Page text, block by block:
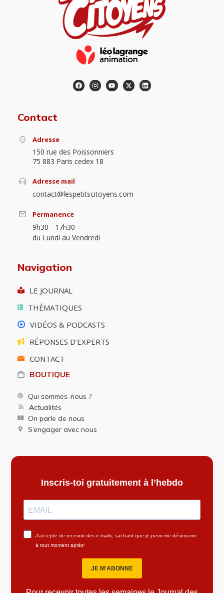
Contact
Adresse
150 rue des Poissonniers
75 883 Paris cedex 18
Adresse mail
contact@lespetitscitoyens.com
Permanence
9h30 - 17h30
du Lundi au Vendredi
Navigation
LE JOURNAL
THÉMATIQUES
VIDÉOS & PODCASTS
RÉPONSES D’EXPERTS
CONTACT
BOUTIQUE
Qui sommes-nous ?
Actualités
On parle de nous
S’engager avec nous